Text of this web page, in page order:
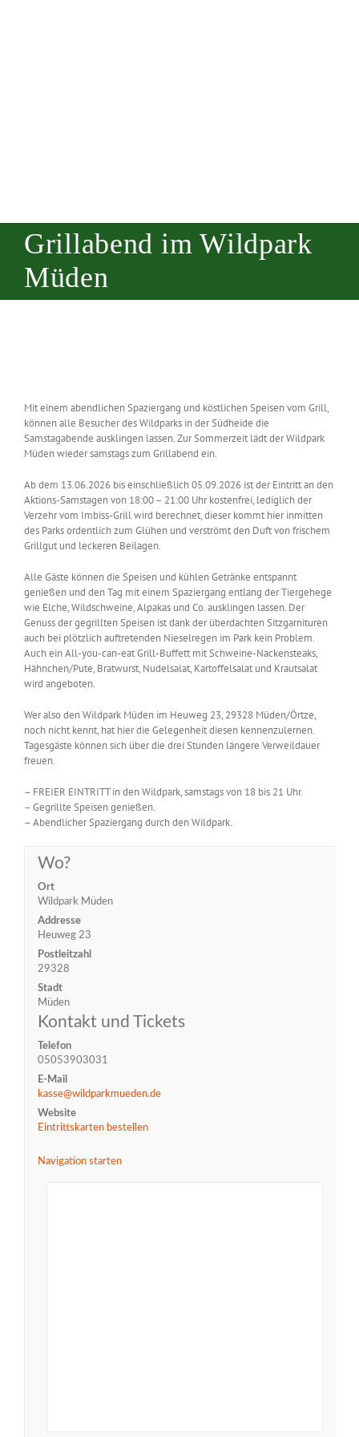
Grillabend im Wildpark
Müden
Mit einem abendlichen Spaziergang und köstlichen Speisen vom Grill,
können alle Besucher des Wildparks in der Südheide die
Samstagabende ausklingen lassen. Zur Sommerzeit lädt der Wildpark
Müden wieder samstags zum Grillabend ein.
Ab dem 13.06.2026 bis einschließlich 05.09.2026 ist der Eintritt an den
Aktions-Samstagen von 18:00 – 21:00 Uhr kostenfrei, lediglich der
Verzehr vom Imbiss-Grill wird berechnet, dieser kommt hier inmitten
des Parks ordentlich zum Glühen und verströmt den Duft von frischem
Grillgut und leckeren Beilagen.
Alle Gäste können die Speisen und kühlen Getränke entspannt
genießen und den Tag mit einem Spaziergang entlang der Tiergehege
wie Elche, Wildschweine, Alpakas und Co. ausklingen lassen. Der
Genuss der gegrillten Speisen ist dank der überdachten Sitzgarnituren
auch bei plötzlich auftretenden Nieselregen im Park kein Problem.
Auch ein All-you-can-eat Grill-Buffett mit Schweine-Nackensteaks,
Hähnchen/Pute, Bratwurst, Nudelsalat, Kartoffelsalat und Krautsalat
wird angeboten.
Wer also den Wildpark Müden im Heuweg 23, 29328 Müden/Örtze,
noch nicht kennt, hat hier die Gelegenheit diesen kennenzulernen.
Tagesgäste können sich über die drei Stunden längere Verweildauer
freuen.
– FREIER EINTRITT in den Wildpark, samstags von 18 bis 21 Uhr.
– Gegrillte Speisen genießen.
– Abendlicher Spaziergang durch den Wildpark.
Wo?
Ort
Wildpark Müden
Addresse
Heuweg 23
Postleitzahl
29328
Stadt
Müden
Kontakt und Tickets
Telefon
05053903031
E-Mail
kasse@wildparkmueden.de
Website
Eintrittskarten bestellen
Navigation starten